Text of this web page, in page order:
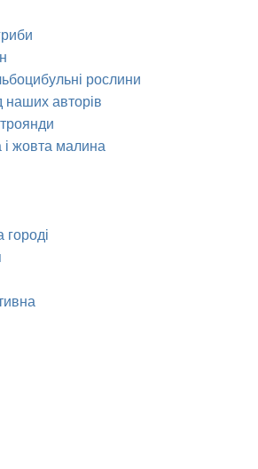
рослини
наших авторів
жовта малина